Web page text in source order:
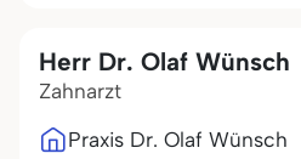
Herr Dr. Olaf Wünsch
Zahnarzt
Praxis Dr. Olaf Wünsch